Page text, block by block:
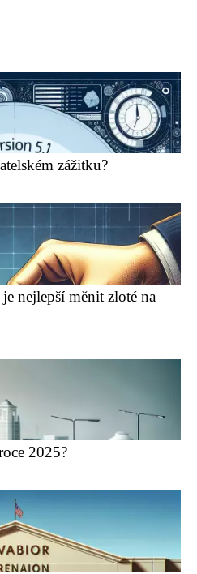
zážitku?
nejlepší měnit zloté na
2025?